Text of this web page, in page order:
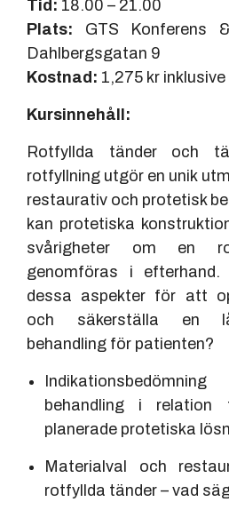
Tid: 18.00 – 21.00
Plats: GTS Konferens
Dahlbergsgatan 9
Kostnad: 1,275 kr
Kursinnehåll:
Rotfyllda tänder och
rotfyllning utgör en unik
restaurativ och protetisk
kan protetiska
svårigheter om en
genomföras i
dessa aspekter för att
och säkerställa en
behandling för patienten?
behandling i relation
planerade protetiska
Materialval och
rotfyllda tänder – vad